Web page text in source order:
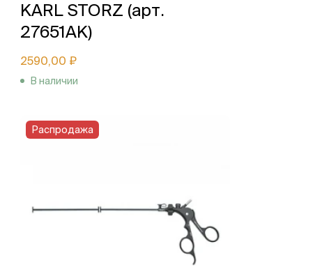
KARL STORZ (арт.
27651AK)
2590,00 ₽
В наличии
Распродажа